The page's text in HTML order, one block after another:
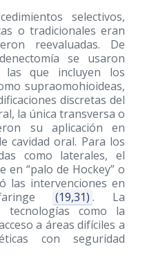
selectivos,
o tradicionales eran
reevaluadas. De
se usaron
las que incluyen los
supraomohioideas,
discretas del
la única transversa o
su aplicación en
cavidad oral. Para los
como laterales, el
“palo de Hockey” o
las intervenciones en
(19,31) . La
tecnologías como la
a áreas difíciles a
con seguridad